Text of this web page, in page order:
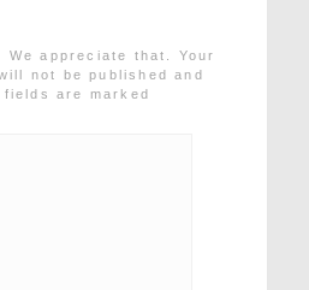
We appreciate that. Your
not be published and
are marked